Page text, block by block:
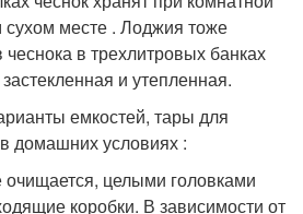
месте . Лоджия тоже
в трехлитровых банках
и утепленная.
емкостей, тары для
домашних условиях :
очищается, целыми головками
коробки. В зависимости от